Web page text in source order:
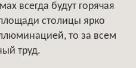
всегда будут горячая
столицы ярко
то за всем
труд.